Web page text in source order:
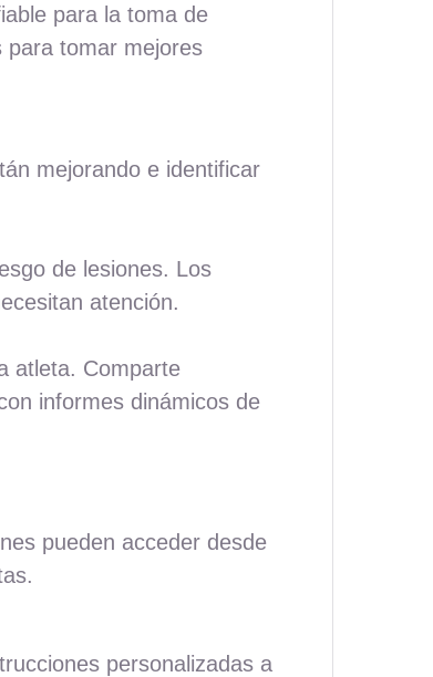
para la toma de
para tomar mejores
mejorando e identificar
de lesiones. Los
atención.
atleta. Comparte
informes dinámicos de
pueden acceder desde
personalizadas a